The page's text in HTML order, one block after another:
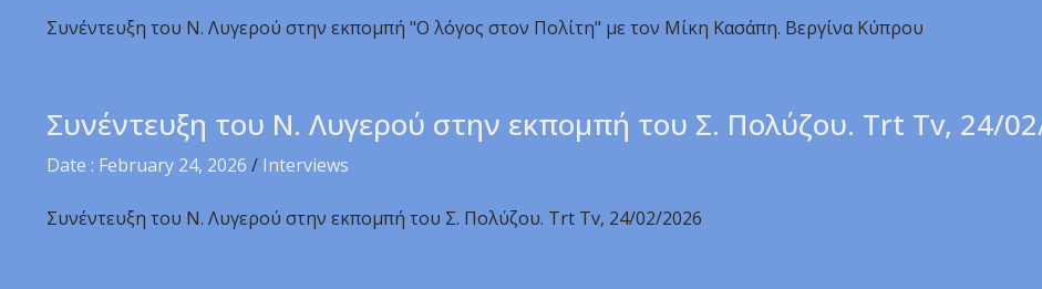
Συνέντευξη του Ν. Λυγερού στην εκπομπή "Ο λόγος στον Πολίτη" με τον Μίκη Κασάπη. Βεργίνα Κύπρου
Συνέντευξη του Ν. Λυγερού στην εκπομπή του Σ. Πολύζου. Trt Tv, 24/
Date : February 24, 2026 / Interviews
Συνέντευξη του Ν. Λυγερού στην εκπομπή του Σ. Πολύζου. Trt Tv, 24/02/2026